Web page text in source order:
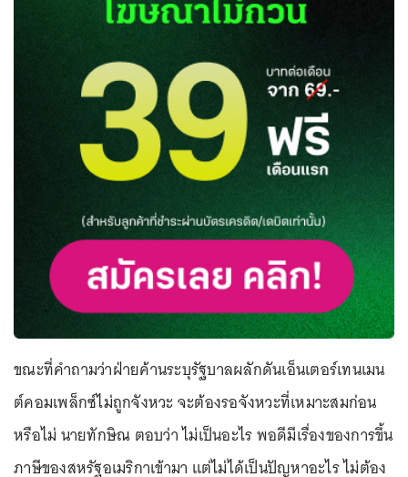
ขณะที่คำถามว่าฝ่ายค้านระบุรัฐบาลผลักดันเอ็นเตอร์เทนเมน
ต์คอมเพล็กซ์ไม่ถูกจังหวะ จะต้องรอจังหวะที่เหมาะสมก่อน
หรือไม่ นายทักษิณ ตอบว่า ไม่เป็นอะไร พอดีมีเรื่องของการขึ้น
ภาษีของสหรัฐอเมริกาเข้ามา แต่ไม่ได้เป็นปัญหาอะไร ไม่ต้อง